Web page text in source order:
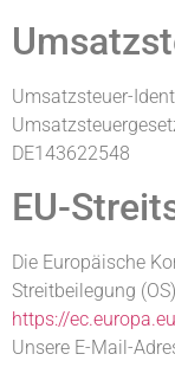
Umsatzsteuer-
DE143622548
EU-
Die Europäische
Streitbeilegung
https://
Unsere E-Mail-